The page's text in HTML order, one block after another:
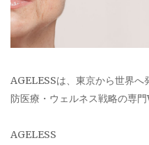
AGELESSは、東京から世界へ
防医療・ウェルネス戦略の専門
AGELESS